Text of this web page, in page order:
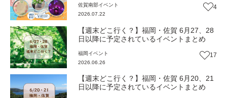
佐賀南部イベント
2026.07.22
4
【週末どこ行く？】福岡・佐賀 6月27、28
日以降に予定されているイベントまとめ
福岡 イベント
2026.06.26
17
【週末どこ行く？】福岡・佐賀 6月20、21
日以降に予定されているイベントまとめ